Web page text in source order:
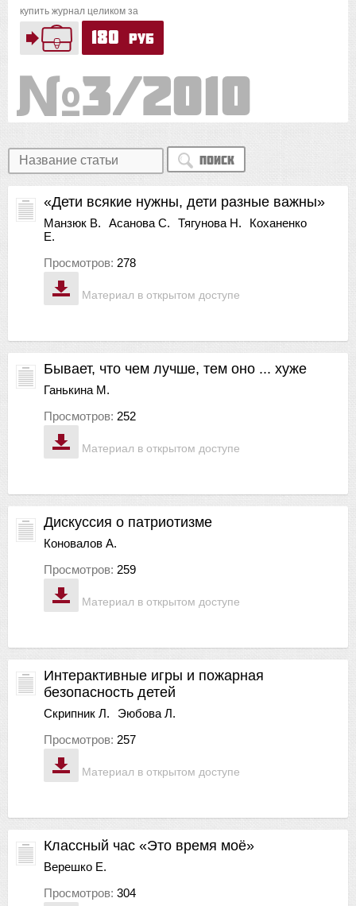
купить журнал целиком за
180 руб
3/2010
Поиск
Материал в открытом доступе
«Дети всякие нужны, дети разные важны»
Манзюк В. Асанова С. Тягунова Н.
Коханенко
Е.
Просмотров: 278
Материал в открытом доступе
Бывает, что чем лучше, тем оно ... хуже
Ганькина М.
Просмотров: 252
Материал в открытом доступе
Дискуссия о патриотизме
Коновалов А.
Просмотров: 259
Материал в открытом доступе
Интерактивные игры и пожарная
безопасность детей
Скрипник Л.
Эюбова Л.
Просмотров: 257
Классный час «Это время моё»
Верешко Е.
Просмотров: 304